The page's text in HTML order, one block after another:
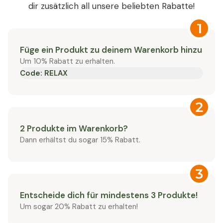
dir zusätzlich all unsere beliebten Rabatte!
Füge ein Produkt zu deinem Warenkorb hinzu
Um 10% Rabatt zu erhalten.
Code: RELAX
2 Produkte im Warenkorb?
Dann erhältst du sogar 15% Rabatt.
Entscheide dich für mindestens 3 Produkte!
Um sogar 20% Rabatt zu erhalten!